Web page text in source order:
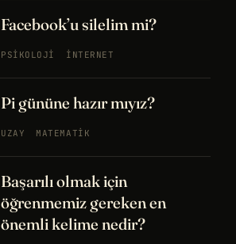
Facebook’u silelim mi?
PSIKOLOJI İNTERNET
Pi gününe hazır mıyız?
UZAY MATEMATIK
Başarılı olmak için
öğrenmemiz gereken en
önemli kelime nedir?